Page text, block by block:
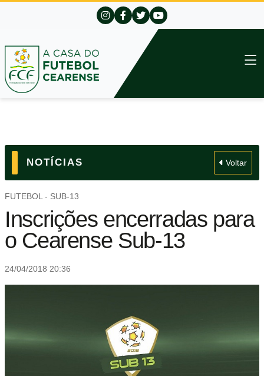
NOTÍCIAS Voltar
FUTEBOL - SUB-13
Inscrições encerradas para
o Cearense Sub-13
24/04/2018 20:36